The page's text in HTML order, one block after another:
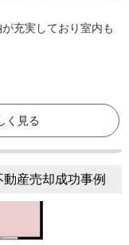
充実しており室内も
く見る
産売却成功事例